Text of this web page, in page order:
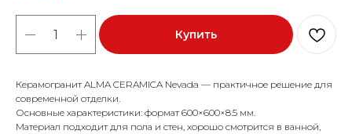
Купить
Керамогранит ALMA CERAMICA Nevada — практичное решение для
современной отделки.
Основные характеристики: формат 600×600×8.5 мм.
Материал подходит для пола и стен, хорошо смотрится в ванной,